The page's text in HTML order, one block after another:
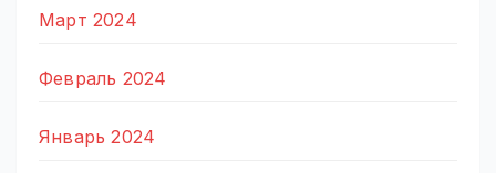
Март 2024
Февраль 2024
Январь 2024